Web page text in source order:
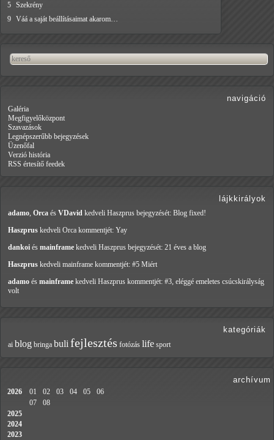
5 Szekrény
9 Váá a saját beállításaimat akarom…
navigáció
Galéria
Megfigyelőközpont
Szavazások
Legnépszerűbb bejegyzések
Üzenőfal
Verzió história
RSS értesítő feedek
lájkkirályok
adamo, Orca és VDavid kedveli Haszprus bejegyzését: Blog fixed!
Haszprus kedveli Orca kommentjét: Yay
dankoi és mainframe kedveli Haszprus bejegyzését: 21 éves a blog
Haszprus kedveli mainframe kommentjét: #5 Miért
adamo és mainframe kedveli Haszprus kommentjét: #3, eléggé emeletes csúcskirályság
volt
kategóriák
ai blog bringa bulifejlesztés fotózás life sport
archívum
2026 01 02 03 04 05
06
07
08
2025
2024
2023